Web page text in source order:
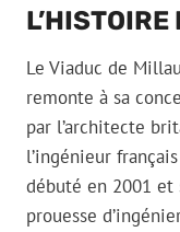
Le Viaduc de
remonte à sa
par l’architecte
l’ingénieur
débuté en 2001 et
prouesse